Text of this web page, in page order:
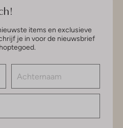
items en exclusieve
je in voor de nieuwsbrief